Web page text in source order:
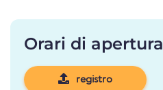
Orari di apertura
registro